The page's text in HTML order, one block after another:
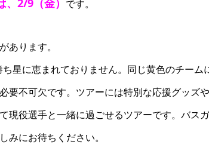
、2/9（金） です。
あります。
星に恵まれておりません。同じ黄色のチーム
要不可欠です。ツアーには特別な応援グッズ
現役選手と一緒に過ごせるツアーです。バス
みにお待ちください。
の巻